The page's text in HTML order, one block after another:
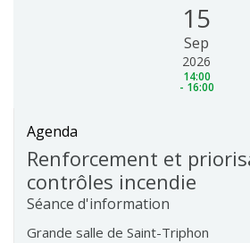
15
Sep
2026
14:00
- 16:00
Agenda
Renforcement et
contrôles incendie
Séance d'information
Grande salle de Saint-Triphon